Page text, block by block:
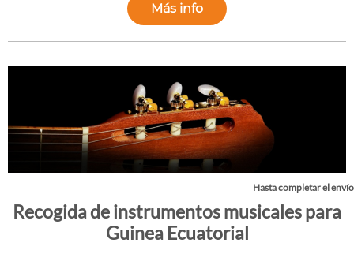
Más info
Hasta completar el envío
Recogida de instrumentos musicales para
Guinea Ecuatorial